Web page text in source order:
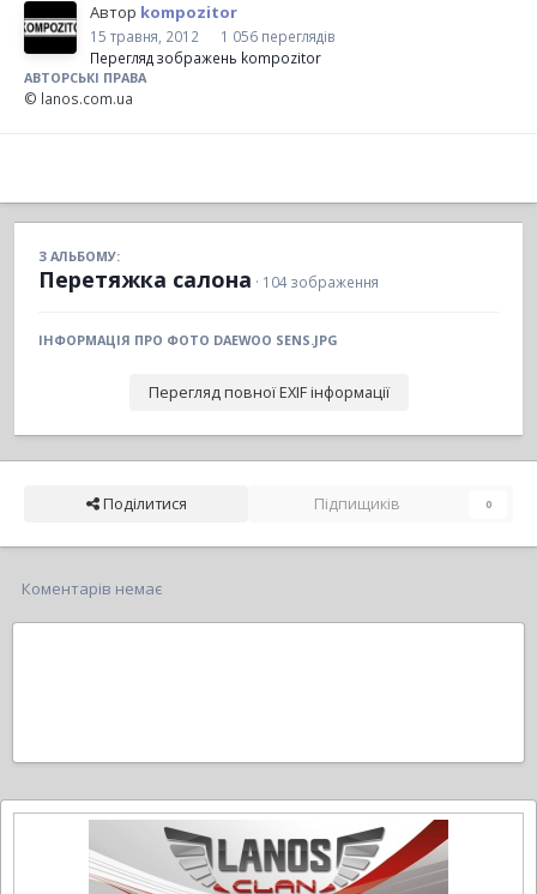
Автор kompozitor
15 травня, 2012
1 056 переглядів
Перегляд зображень kompozitor
АВТОРСЬКІ ПРАВА
© lanos.com.ua
З АЛЬБОМУ:
Перетяжка салона · 104 зображення
ІНФОРМАЦІЯ ПРО ФОТО DAEWOO SENS.JPG
Перегляд повної EXIF інформації
Поділитися Підпищиків 0
Коментарів немає